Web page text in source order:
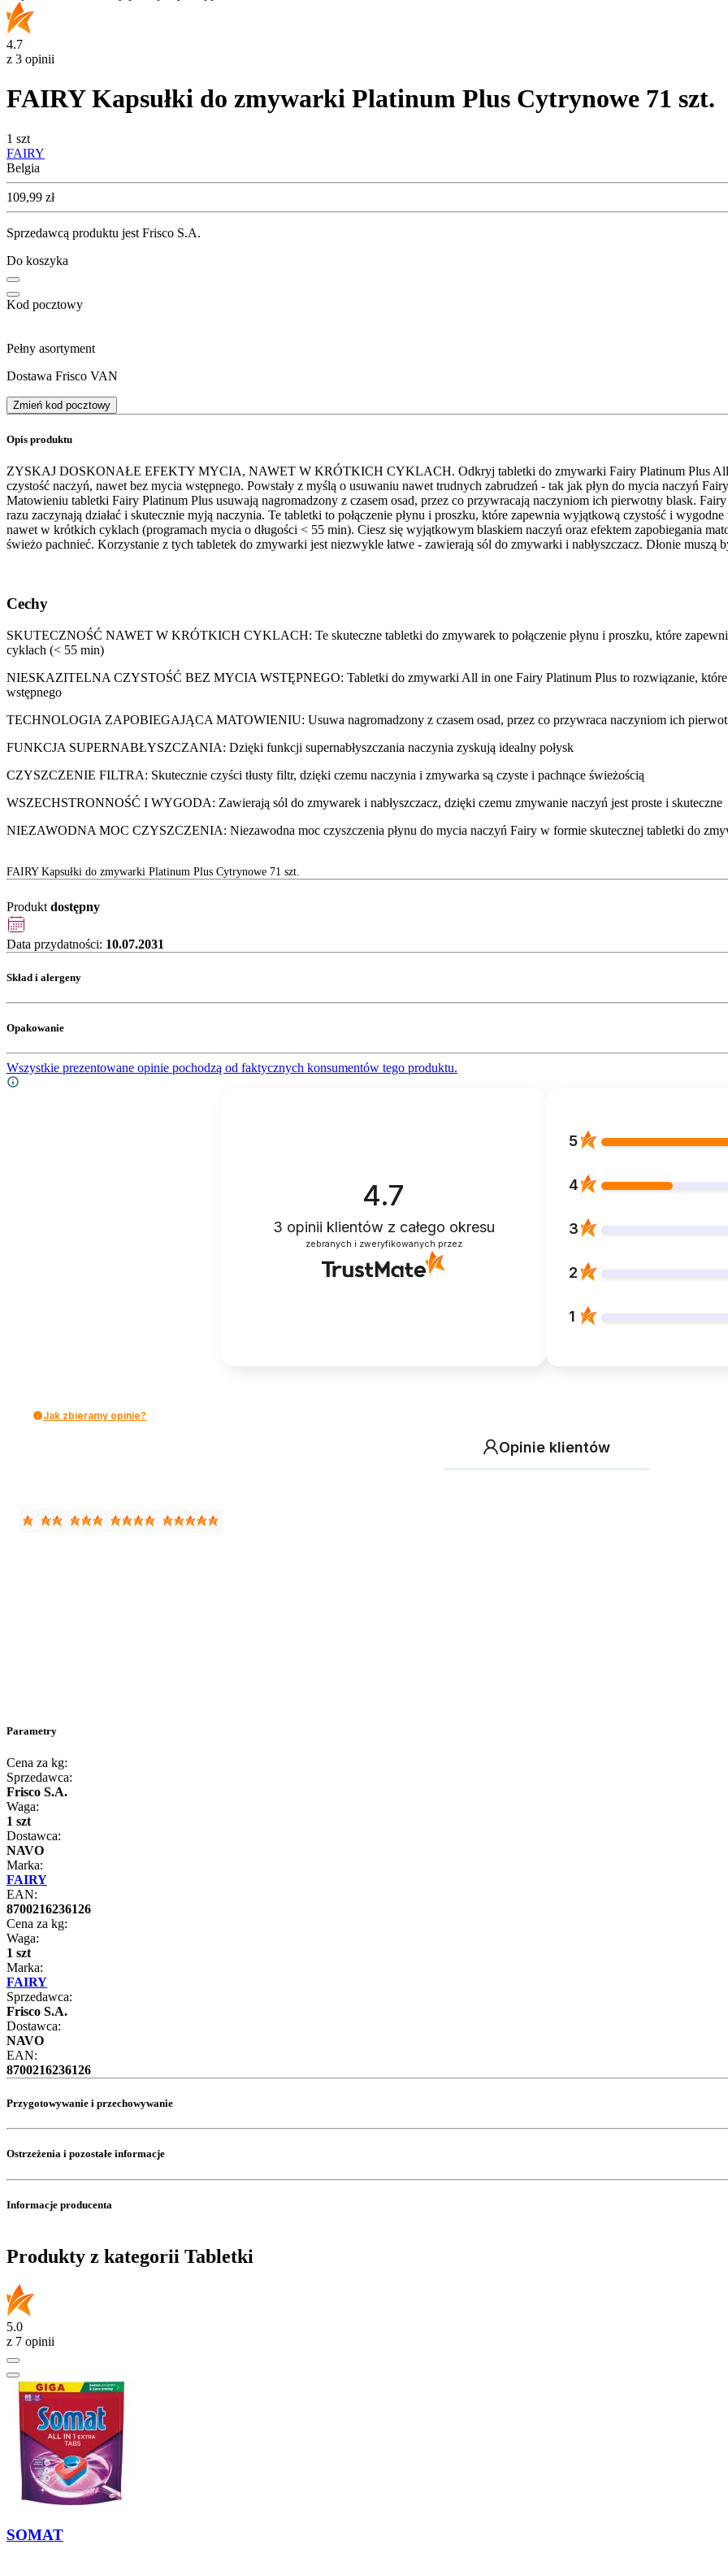
4.7
z 3 opinii
FAIRY Kapsułki do zmywarki Platinum Plus Cytrynowe 71 szt.
1 szt
FAIRY
Belgia
Cena
109,99 zł
Sprzedawcą produktu jest Frisco S.A.
Do koszyka
Kod pocztowy
Pełny asortyment
Dostawa Frisco VAN
Zmień kod pocztowy
Opis produktu
ZYSKAJ DOSKONAŁE EFEKTY MYCIA, NAWET W KRÓTKICH CYKLACH. Odkryj tabletki do zmywarki Fairy Platinum Plus All
czystość naczyń, nawet bez mycia wstępnego. Powstały z myślą o usuwaniu nawet trudnych zabrudzeń - tak jak płyn do mycia naczyń
Matowieniu tabletki Fairy Platinum Plus usuwają nagromadzony z czasem osad, przez co przywracają naczyniom ich pierwotny blask.
razu zaczynają działać i skutecznie myją naczynia. Te tabletki to połączenie płynu i proszku, które zapewnia wyjątkową czystość i
nawet w krótkich cyklach (programach mycia o długości < 55 min). Ciesz się wyjątkowym blaskiem naczyń oraz efektem zapobiegania
świeżo pachnieć. Korzystanie z tych tabletek do zmywarki jest niezwykle łatwe - zawierają sól do zmywarki i nabłyszczacz. Dłonie muszą
Cechy
SKUTECZNOŚĆ NAWET W KRÓTKICH CYKLACH: Te skuteczne tabletki do zmywarek to połączenie płynu i proszku, które
cyklach (< 55 min)
NIESKAZITELNA CZYSTOŚĆ BEZ MYCIA WSTĘPNEGO: Tabletki do zmywarki All in one Fairy Platinum Plus to rozwiązanie, które
wstępnego
TECHNOLOGIA ZAPOBIEGAJĄCA MATOWIENIU: Usuwa nagromadzony z czasem osad, przez co przywraca naczyniom ich
FUNKCJA SUPERNABŁYSZCZANIA: Dzięki funkcji supernabłyszczania naczynia zyskują idealny połysk
CZYSZCZENIE FILTRA: Skutecznie czyści tłusty filtr, dzięki czemu naczynia i zmywarka są czyste i pachnące świeżością
WSZECHSTRONNOŚĆ I WYGODA: Zawierają sól do zmywarek i nabłyszczacz, dzięki czemu zmywanie naczyń jest proste i skuteczne
NIEZAWODNA MOC CZYSZCZENIA: Niezawodna moc czyszczenia płynu do mycia naczyń Fairy w formie skutecznej tabletki do
FAIRY Kapsułki do zmywarki Platinum Plus Cytrynowe 71 szt.
Produkt dostępny
Data przydatności: 10.07.2031
Skład i alergeny
Opakowanie
Wszystkie prezentowane opinie pochodzą od faktycznych konsumentów tego produktu.
4.7
3 opinii klientów z całego okresu
zebranych i zweryfikowanych przez
5
4
3
2
1
Jak zbieramy opinie?
Opinie klientów
Parametry
Cena za kg:
Sprzedawca:
Frisco S.A.
Waga:
1 szt
Dostawca:
NAVO
Marka:
FAIRY
EAN:
8700216236126
Cena za kg:
Waga:
1 szt
Marka:
FAIRY
Sprzedawca:
Frisco S.A.
Dostawca:
NAVO
EAN:
8700216236126
Przygotowywanie i przechowywanie
Ostrzeżenia i pozostałe informacje
Informacje producenta
Produkty z kategorii Tabletki
5.0
z 7 opinii
SOMAT